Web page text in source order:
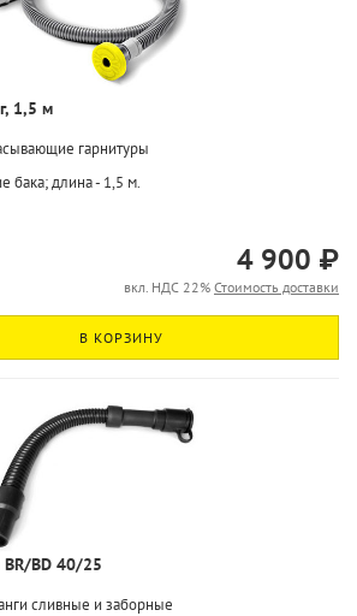
1,5 м
гарнитуры
бака; длина - 1,5 м.
4 900 ₽
вкл. НДС 22% Стоимость доставки
В КОРЗИНУ
BD 40/25
сливные и заборные